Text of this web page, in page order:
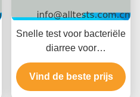
Snelle test voor bacteriële
diarree voor
Shigella/Salmonella/C.diff
met snelle resultaten in
10 minuten, hoge
Vind de beste prijs